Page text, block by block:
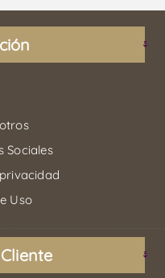
Sociales
Uso